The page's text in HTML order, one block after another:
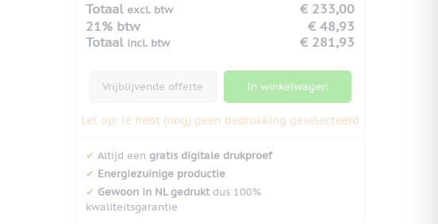
Totaal excl. btw
€ 233,00
21% btw
€ 48,93
Totaal incl. btw € 281,93
Vrijblijvende offerte In winkelwagen
Let op: Je hebt (nog) geen bedrukking geselecteerd
✔ Altijd een gratis digitale drukproef
✔ Energiezuinige productie
✔ Gewoon in NL gedruktdus 100%
kwaliteitsgarantie